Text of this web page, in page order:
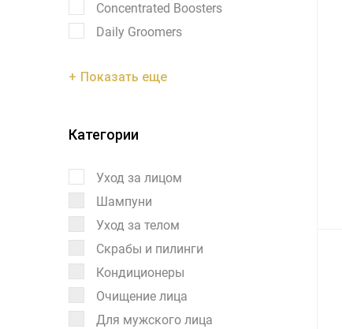
Concentrated Boosters
Daily Groomers
Показать еще
Категории
Уход за лицом
Шампуни
Уход за телом
Скрабы и пилинги
Кондиционеры
Очищение лица
Для мужского лица